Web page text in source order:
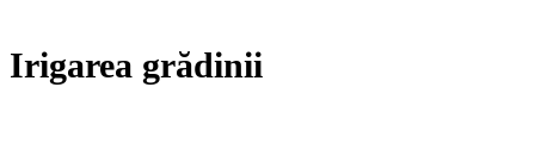
Irigarea grădinii